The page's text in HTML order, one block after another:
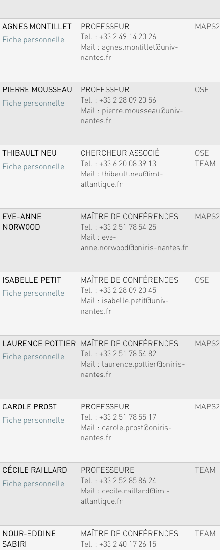
AGNES MONTILLET
Fiche personnelle
PROFESSEUR
Tel. : +33 2 49 14 20 26
Mail : agnes.montillet@univ-
nantes.fr
MAPS2
PIERRE MOUSSEAU
Fiche personnelle
PROFESSEUR
Tel. : +33 2 28 09 20 56
Mail : pierre.mousseau@univ-
nantes.fr
OSE
THIBAULT NEU
Fiche personnelle
CHERCHEUR ASSOCIÉ
Tel. : +33 6 20 08 39 13
Mail : thibault.neu@imt-
atlantique.fr
OSE
TEAM
EVE-ANNE
NORWOOD
MAÎTRE DE CONFÉRENCES
Tel. : +33 2 51 78 54 25
Mail : eve-
anne.norwood@oniris-nantes.fr
MAPS2
ISABELLE PETIT
Fiche personnelle
MAÎTRE DE CONFÉRENCES
Tel. : +33 2 28 09 20 45
Mail : isabelle.petit@univ-
nantes.fr
OSE
LAURENCE POTTIER
Fiche personnelle
MAÎTRE DE CONFÉRENCES
Tel. : +33 2 51 78 54 82
Mail : laurence.pottier@oniris-
nantes.fr
MAPS2
CAROLE PROST
Fiche personnelle
PROFESSEUR
Tel. : +33 2 51 78 55 17
Mail : carole.prost@oniris-
nantes.fr
MAPS2
CÉCILE RAILLARD
Fiche personnelle
PROFESSEURE
Tel. : +33 2 52 85 86 24
Mail : cecile.raillard@imt-
atlantique.fr
TEAM
NOUR-EDDINE
SABIRI
MAÎTRE DE CONFÉRENCES
Tel. : +33 2 40 17 26 15
TEAM